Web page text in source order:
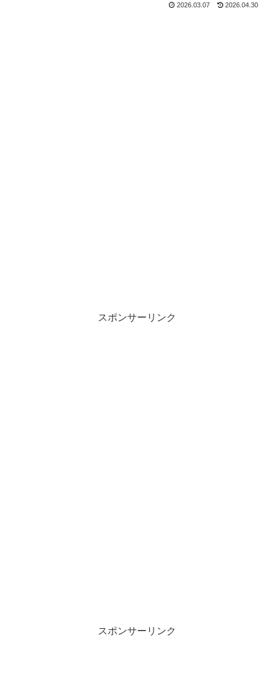
2026.03.07 2026.04.30
スポンサーリンク
スポンサーリンク